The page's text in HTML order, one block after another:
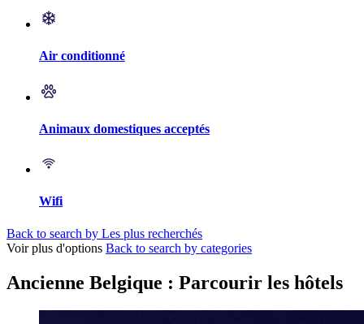
Air conditionné
Animaux domestiques acceptés
Wifi
Back to search by Les plus recherchés
Voir plus d'options Back to search by categories
Ancienne Belgique : Parcourir les hôtels